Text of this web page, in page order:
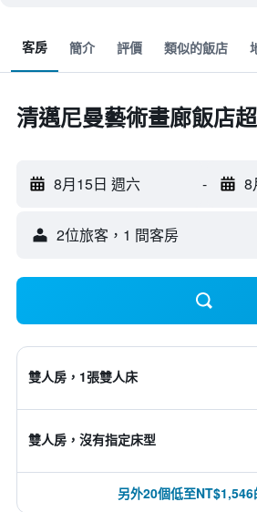
客房 簡介 評價 類似的飯店
清邁尼曼藝術畫廊飯店
8月15日 週六 - 8
2位旅客，1 間客房
雙人房，1張雙人床
雙人房，沒有指定床型
另外20個低至NT$1,546